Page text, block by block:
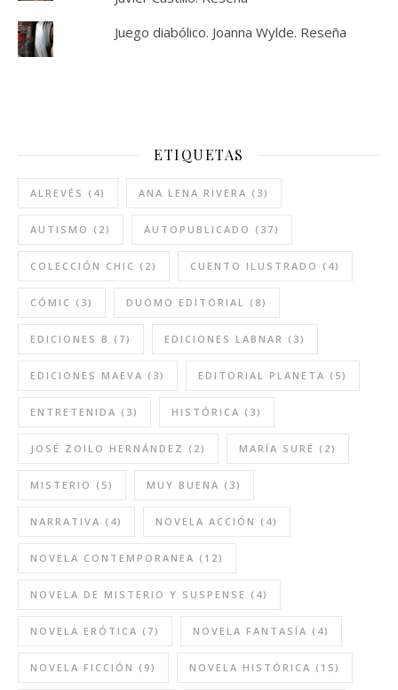
Juego diabólico. Joanna Wylde. Reseña
ETIQUETAS
ALREVÉS (4) ANA LENA RIVERA (3)
AUTISMO (2) AUTOPUBLICADO (37)
COLECCIÓN CHIC (2) CUENTO ILUSTRADO (4)
CÓMIC (3) DUOMO EDITORIAL (8)
EDICIONES B (7) EDICIONES LABNAR (3)
EDICIONES MAEVA (3) EDITORIAL PLANETA (5)
ENTRETENIDA (3) HISTÓRICA (3)
JOSÉ ZOILO HERNÁNDEZ (2) MARÍA SURÉ (2)
MISTERIO (5) MUY BUENA (3)
NARRATIVA (4) NOVELA ACCIÓN (4)
NOVELA CONTEMPORANEA (12)
NOVELA DE MISTERIO Y SUSPENSE (4)
NOVELA ERÓTICA (7) NOVELA FANTASÍA (4)
NOVELA FICCIÓN (9) NOVELA HISTÓRICA (15)